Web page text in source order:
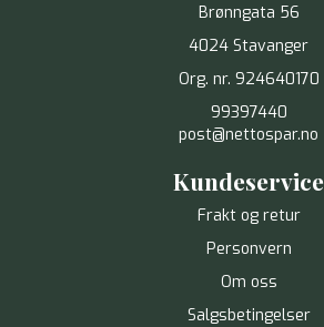
Brønngata 56
4024 Stavanger
Org. nr. 924640170
99397440
post@nettospar.no
Kundeservice
Frakt og retur
Personvern
Om oss
Salgsbetingelser